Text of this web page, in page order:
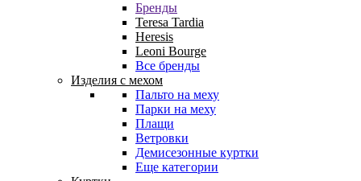
Бренды
Teresa Tardia
Heresis
Leoni Bourge
Все бренды
Изделия с мехом
Пальто на меху
Парки на меху
Плащи
Ветровки
Демисезонные куртки
Еще категории